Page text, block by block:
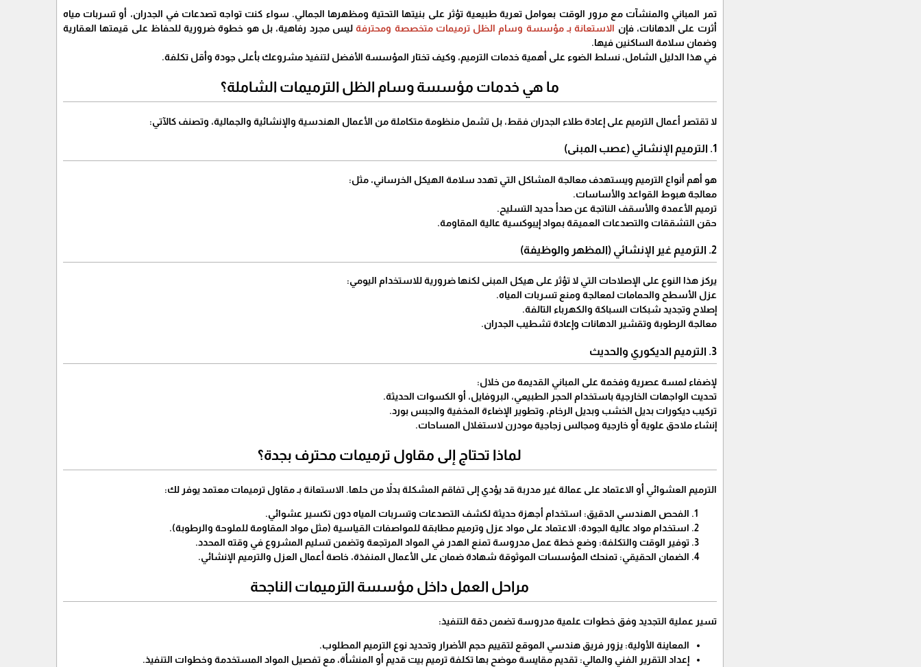
​تمر المباني والمنشآت مع مرور الوقت بعوامل تعرية طبيعية تؤثر على بنيتها التحتية ومظهرها الجمالي. سواء كنت تواجه تصدعات في الجدران، أو تسربات مياه
أثرت على الدهانات، فإن الاستعانة بـ مؤسسة وسام الظل ترميمات متخصصة ومحترفةليس مجرد رفاهية، بل هو خطوة ضرورية للحفاظ على قيمتها العقارية
وضمان سلامة الساكنين فيها.
​في هذا الدليل الشامل، نسلط الضوء على أهمية خدمات الترميم، وكيف تختار المؤسسة الأفضل لتنفيذ مشروعك بأعلى جودة وأقل تكلفة.
​ما هي خدمات مؤسسة وسام الظل الترميمات الشاملة؟
​لا تقتصر أعمال الترميم على إعادة طلاء الجدران فقط، بل تشمل منظومة متكاملة من الأعمال الهندسية والإنشائية والجمالية، وتصنف كالآتي:
​1. الترميم الإنشائي (عصب المبنى)
​هو أهم أنواع الترميم ويستهدف معالجة المشاكل التي تهدد سلامة الهيكل الخرساني، مثل:
​معالجة هبوط القواعد والأساسات.
​ترميم الأعمدة والأسقف الناتجة عن صدأ حديد التسليح.
​حقن التشققات والتصدعات العميقة بمواد إيبوكسية عالية المقاومة.
​2. الترميم غير الإنشائي (المظهر والوظيفة)
​يركز هذا النوع على الإصلاحات التي لا تؤثر على هيكل المبنى لكنها ضرورية للاستخدام اليومي:
​عزل الأسطح والحمامات لمعالجة ومنع تسربات المياه.
​إصلاح وتجديد شبكات السباكة والكهرباء التالفة.
​معالجة الرطوبة وتقشير الدهانات وإعادة تشطيب الجدران.
​3. الترميم الديكوري والحديث
​لإضفاء لمسة عصرية وفخمة على المباني القديمة من خلال:
​تحديث الواجهات الخارجية باستخدام الحجر الطبيعي، البروفايل، أو الكسوات الحديثة.
​تركيب ديكورات بديل الخشب وبديل الرخام، وتطوير الإضاءة المخفية والجبس بورد.
​إنشاء ملاحق علوية أو خارجية ومجالس زجاجية مودرن لاستغلال المساحات.
​لماذا تحتاج إلى مقاول ترميمات محترف بجدة؟
​الترميم العشوائي أو الاعتماد على عمالة غير مدربة قد يؤدي إلى تفاقم المشكلة بدلاً من حلها. الاستعانة بـ مقاول ترميمات معتمد يوفر لك:
​الفحص الهندسي الدقيق: استخدام أجهزة حديثة لكشف التصدعات وتسربات المياه دون تكسير عشوائي.
​استخدام مواد عالية الجودة: الاعتماد على مواد عزل وترميم مطابقة للمواصفات القياسية (مثل مواد المقاومة للملوحة والرطوبة).
​توفير الوقت والتكلفة: وضع خطة عمل مدروسة تمنع الهدر في المواد المرتجعة وتضمن تسليم المشروع في وقته المحدد.
​الضمان الحقيقي: تمنحك المؤسسات الموثوقة شهادة ضمان على الأعمال المنفذة، خاصة أعمال العزل والترميم الإنشائي.
​مراحل العمل داخل مؤسسة الترميمات الناجحة
​تسير عملية التجديد وفق خطوات علمية مدروسة تضمن دقة التنفيذ:
​المعاينة الأولية: يزور فريق هندسي الموقع لتقييم حجم الأضرار وتحديد نوع الترميم المطلوب.
​إعداد التقرير الفني والمالي: تقديم مقايسة موضح بها تكلفة ترميم بيت قديم أو المنشأة، مع تفصيل المواد المستخدمة وخطوات التنفيذ.